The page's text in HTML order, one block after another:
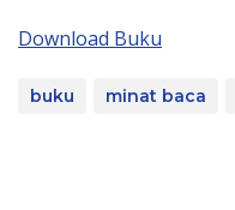
Download Buku
buku minat baca